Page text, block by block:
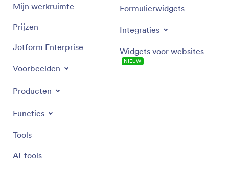
Mijn werkruimte
Prijzen
Jotform Enterprise
Voorbeelden
Producten
Functies
Tools
AI-tools
Formulierwidgets
Integraties
Widgets voor websites
NIEUW